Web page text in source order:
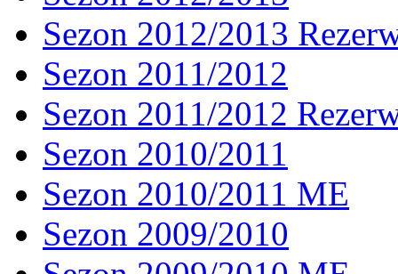
Sezon 2012/2013
Sezon 2011/2012
Sezon 2011/2012
Sezon 2010/2011
Sezon 2010/2011 ME
Sezon 2009/2010